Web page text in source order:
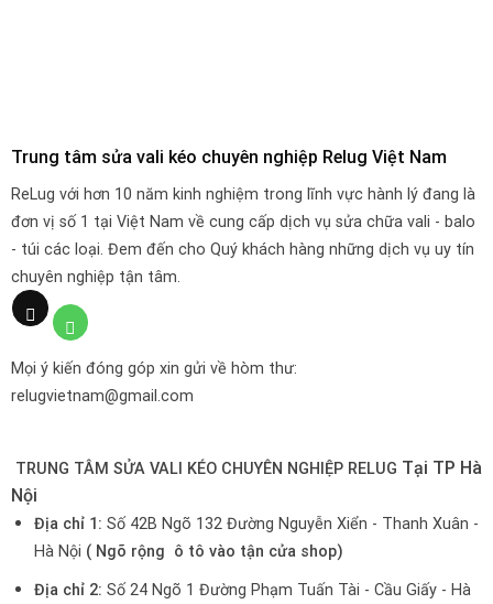
Trung tâm sửa vali kéo chuyên nghiệp Relug Việt Nam
ReLug với hơn 10 năm kinh nghiệm trong lĩnh vực hành lý đang là
đơn vị số 1 tại Việt Nam về cung cấp dịch vụ sửa chữa vali - balo
- túi các loại. Đem đến cho Quý khách hàng những dịch vụ uy tín
chuyên nghiệp tận tâm.
Mọi ý kiến đóng góp xin gửi về hòm thư:
relugvietnam@gmail.com
TRUNG TÂM SỬA VALI KÉO CHUYÊN NGHIỆP RELUG Tại TP Hà
Nội
Địa chỉ 1: Số 42B Ngõ 132 Đường Nguyễn Xiển - Thanh Xuân -
Hà Nội ( Ngõ rộng ô tô vào tận cửa shop)
Địa chỉ 2: Số 24 Ngõ 1 Đường Phạm Tuấn Tài - Cầu Giấy - Hà